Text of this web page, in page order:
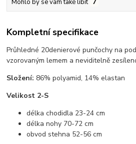
Mohlo by se vám také líbit 7
Kompletní specifikace
Průhledné 20denierové punčochy na
vzorovaným lemem a neviditelně
Složení: 86% polyamid, 14% elastan
Velikost 2-S
délka chodidla 23-24 cm
délka nohy 70-72 cm
obvod stehna 52-56 cm